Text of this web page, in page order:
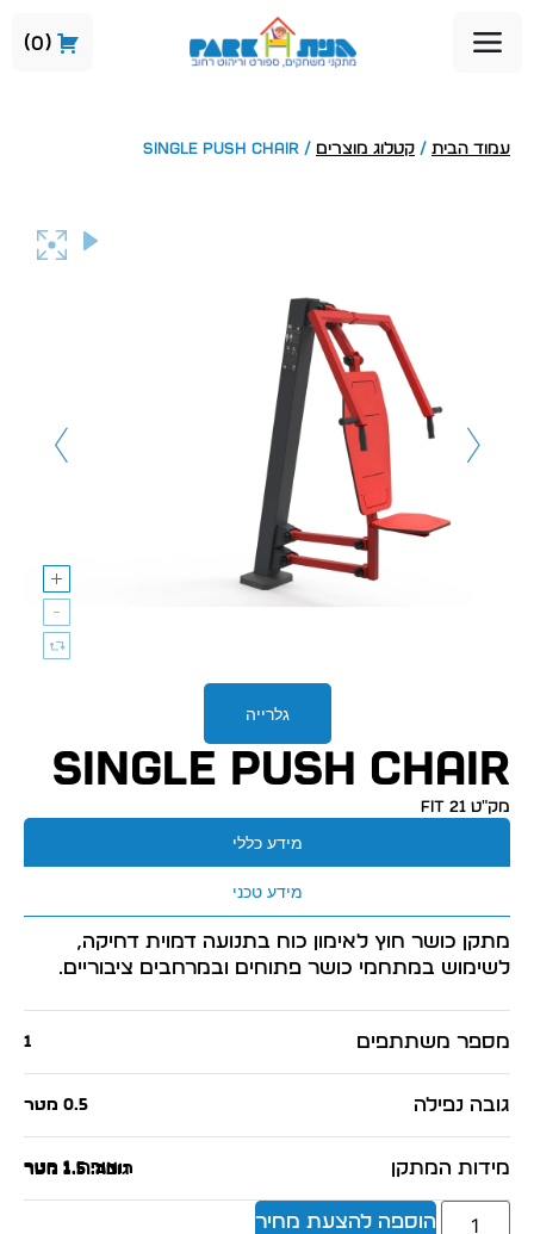
0
עמוד הבית / קטלוג מוצרים / SINGLE PUSH CHAIR
SINGLE PUSH CHAIR
מק״ט FIT 21
מידע כללי
מידע טכני
מתקן כושר חוץ לאימון כוח בתנועה דמוית דחיקה,
לשימוש במתחמי כושר פתוחים ובמרחבים ציבוריים.
מספר משתתפים 1
גובה נפילה 0.5 מטר
מידות המתקן אורך: 1 מטר
רוחב: 1.5 מטר
גובה: 1.5 מטר
הוספה להצעת מחיר
גלרייה